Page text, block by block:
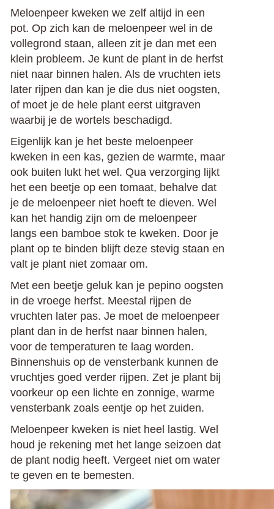
Meloenpeer kweken we zelf altijd in een
pot. Op zich kan de meloenpeer wel in de
vollegrond staan, alleen zit je dan met een
klein probleem. Je kunt de plant in de herfst
niet naar binnen halen. Als de vruchten iets
later rijpen dan kan je die dus niet oogsten,
of moet je de hele plant eerst uitgraven
waarbij je de wortels beschadigd.
Eigenlijk kan je het beste meloenpeer
kweken in een kas, gezien de warmte, maar
ook buiten lukt het wel. Qua verzorging lijkt
het een beetje op een tomaat, behalve dat
je de meloenpeer niet hoeft te dieven. Wel
kan het handig zijn om de meloenpeer
langs een bamboe stok te kweken. Door je
plant op te binden blijft deze stevig staan en
valt je plant niet zomaar om.
Met een beetje geluk kan je pepino oogsten
in de vroege herfst. Meestal rijpen de
vruchten later pas. Je moet de meloenpeer
plant dan in de herfst naar binnen halen,
voor de temperaturen te laag worden.
Binnenshuis op de vensterbank kunnen de
vruchtjes goed verder rijpen. Zet je plant bij
voorkeur op een lichte en zonnige, warme
vensterbank zoals eentje op het zuiden.
Meloenpeer kweken is niet heel lastig. Wel
houd je rekening met het lange seizoen dat
de plant nodig heeft. Vergeet niet om water
te geven en te bemesten.